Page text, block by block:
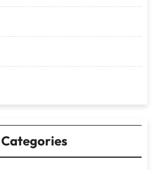
Categories